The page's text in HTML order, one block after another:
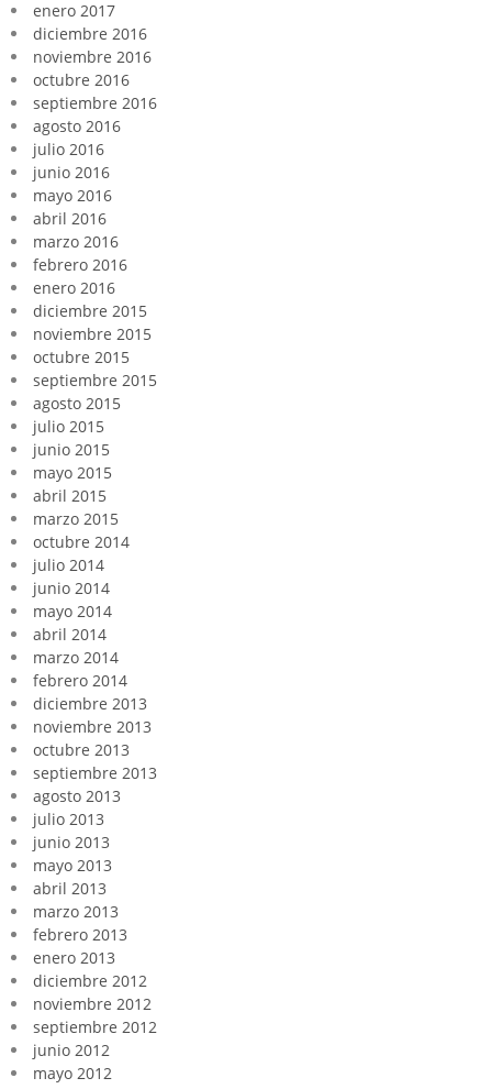
enero 2017
diciembre 2016
noviembre 2016
octubre 2016
septiembre 2016
agosto 2016
julio 2016
junio 2016
mayo 2016
abril 2016
marzo 2016
febrero 2016
enero 2016
diciembre 2015
noviembre 2015
octubre 2015
septiembre 2015
agosto 2015
julio 2015
junio 2015
mayo 2015
abril 2015
marzo 2015
octubre 2014
julio 2014
junio 2014
mayo 2014
abril 2014
marzo 2014
febrero 2014
diciembre 2013
noviembre 2013
octubre 2013
septiembre 2013
agosto 2013
julio 2013
junio 2013
mayo 2013
abril 2013
marzo 2013
febrero 2013
enero 2013
diciembre 2012
noviembre 2012
septiembre 2012
junio 2012
mayo 2012